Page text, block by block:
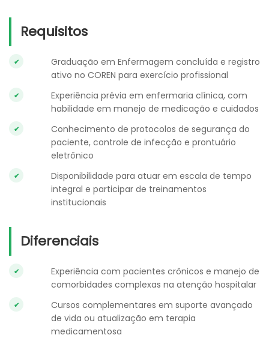
Requisitos
Graduação em Enfermagem concluída e registro
ativo no COREN para exercício profissional
Experiência prévia em enfermaria clínica, com
habilidade em manejo de medicação e cuidados
Conhecimento de protocolos de segurança do
paciente, controle de infecção e prontuário
eletrônico
Disponibilidade para atuar em escala de tempo
integral e participar de treinamentos
institucionais
Diferenciais
Experiência com pacientes crônicos e manejo de
comorbidades complexas na atenção hospitalar
Cursos complementares em suporte avançado
de vida ou atualização em terapia
medicamentosa